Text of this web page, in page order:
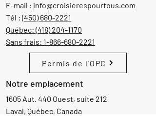
E-mail : info@croisierespourtous.com
Tél : (450) 680-2221
Québec: (418) 204-1170
Sans frais: 1-866-680-2221
Permis de l'OPC
Notre emplacement
1605 Aut. 440 Ouest, suite 212
Laval, Québec, Canada